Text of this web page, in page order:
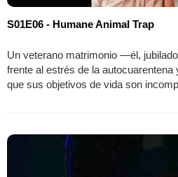
S01E06 - Humane Animal Trap
Un veterano matrimonio —él,
frente al estrés de la
que sus objetivos de vida son